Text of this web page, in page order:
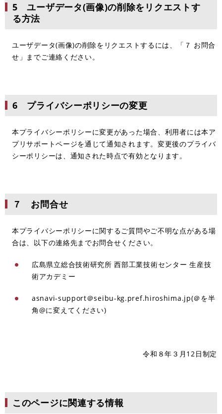
5 ユーザデータ(画像)の削除をリクエストす
る方法
ユーザデータ(画像)の削除をリクエストするには、「７ お問合
せ」までご連絡ください。
6 プライバシーポリシーの変更
本プライバシーポリシーに変更があった場合、利用者には本ア
プリサポートページを通じて通知されます。変更後のプライバ
シーポリシーは、通知された時点で有効となります。
７ お問合せ
本プライバシーポリシーに関するご質問やご不明な点がある場
合は、以下の連絡先までお問合せください。
広島県立総合技術研究所 西部工業技術センター 生産技
術アカデミー
asnavi-support＠seibu-kg.pref.hiroshima.jp(＠を半
角@に変えてください)
令和８年３月12日制定
このページに関連する情報